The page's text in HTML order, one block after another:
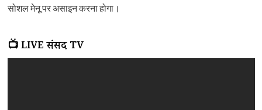
सोशल मेनू पर असाइन करना होगा।
📺 LIVE संसद TV